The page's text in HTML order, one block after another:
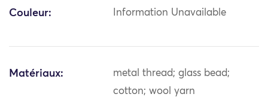
Couleur: Information Unavailable
Matériaux:
metal thread; glass bead;
cotton; wool yarn